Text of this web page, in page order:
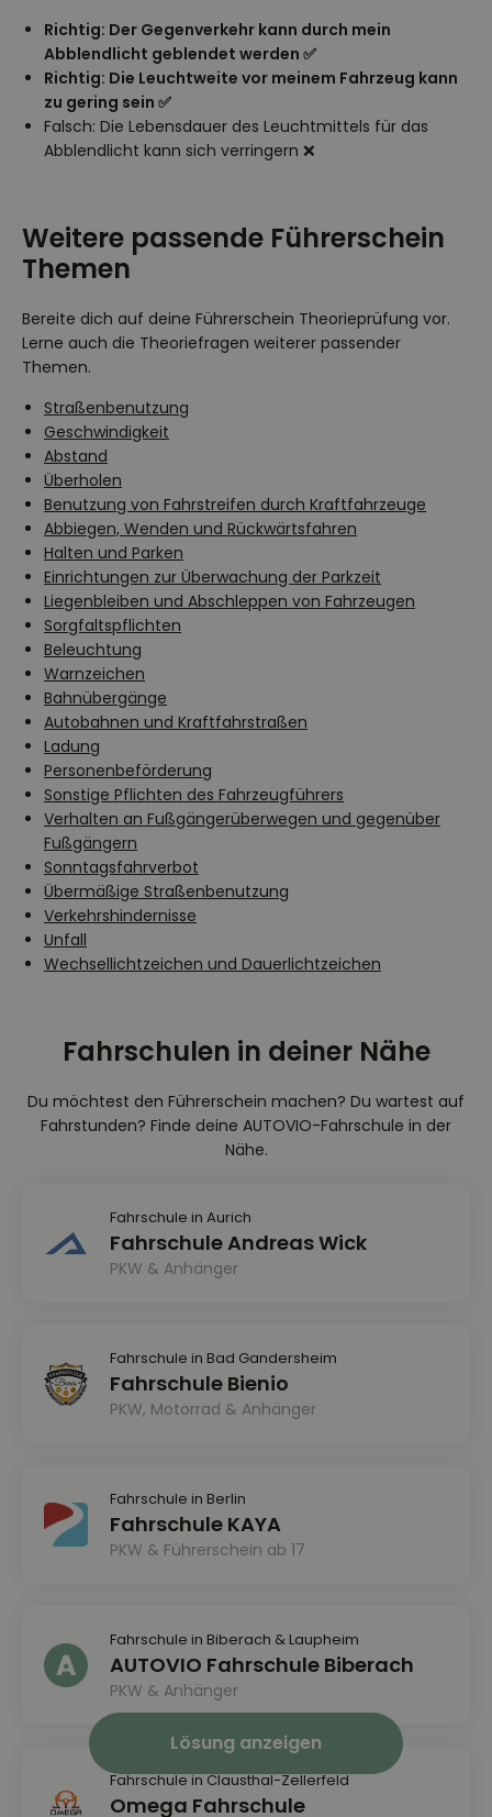
Lösung anzeigen
Richtig: Der Gegenverkehr kann durch mein
Abblendlicht geblendet werden ✅
Richtig: Die Leuchtweite vor meinem Fahrzeug kann
zu gering sein ✅
Falsch: Die Lebensdauer des Leuchtmittels für das
Abblendlicht kann sich verringern ❌
Weitere passende Führerschein
Themen
Bereite dich auf deine Führerschein Theorieprüfung vor.
Lerne auch die Theoriefragen weiterer passender
Themen.
Straßenbenutzung
Geschwindigkeit
Abstand
Überholen
Benutzung von Fahrstreifen durch Kraftfahrzeuge
Abbiegen, Wenden und Rückwärtsfahren
Halten und Parken
Einrichtungen zur Überwachung der Parkzeit
Liegenbleiben und Abschleppen von Fahrzeugen
Sorgfaltspflichten
Beleuchtung
Warnzeichen
Bahnübergänge
Autobahnen und Kraftfahrstraßen
Ladung
Personenbeförderung
Sonstige Pflichten des Fahrzeugführers
Verhalten an Fußgängerüberwegen und gegenüber
Fußgängern
Sonntagsfahrverbot
Übermäßige Straßenbenutzung
Verkehrshindernisse
Unfall
Wechsellichtzeichen und Dauerlichtzeichen
Fahrschulen in deiner Nähe
Du möchtest den Führerschein machen? Du wartest auf
Fahrstunden? Finde deine AUTOVIO-Fahrschule in der
Nähe.
Fahrschule in Aurich
Fahrschule Andreas Wick
PKW & Anhänger
Fahrschule in Bad Gandersheim
Fahrschule Bienio
PKW, Motorrad & Anhänger
Fahrschule in Berlin
Fahrschule KAYA
PKW & Führerschein ab 17
Fahrschule in Biberach & Laupheim
AUTOVIO Fahrschule Biberach
PKW & Anhänger
Fahrschule in Clausthal-Zellerfeld
Omega Fahrschule